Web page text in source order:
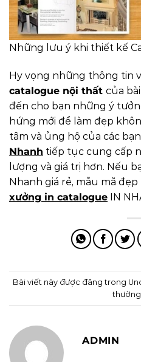
Những lưu ý khi thiết kế
Hy vọng những thông tin
catalogue nội thất của
đến cho bạn những ý
hứng mới để làm đẹp
tâm và ủng hộ của các
Nhanh tiếp tục cung cấp
lượng và giá trị hơn. Nếu
Nhanh giá rẻ, mẫu mã
xưởng in catalogue
IN
Bài viết này được đăng trong
ADMIN